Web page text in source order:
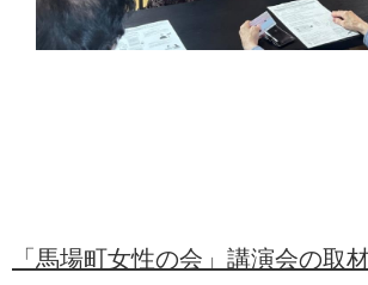
「馬場町女性の会」講演会の取